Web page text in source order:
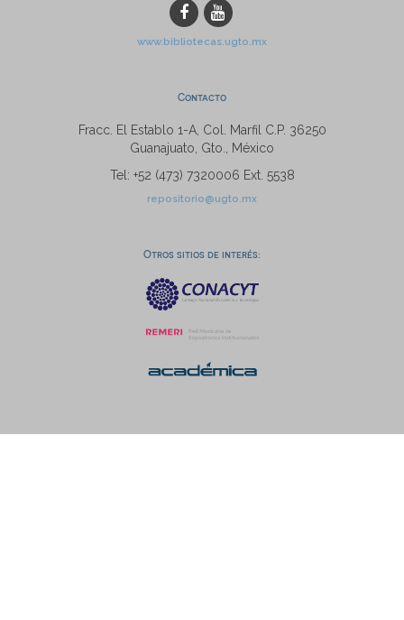
www.bibliotecas.ugto.mx
Contacto
Fracc. El Establo 1-A, Col. Marfil C.P. 36250
Guanajuato, Gto., México
Tel: +52 (473) 7320006 Ext. 5538
repositorio@ugto.mx
Otros sitios de interés: